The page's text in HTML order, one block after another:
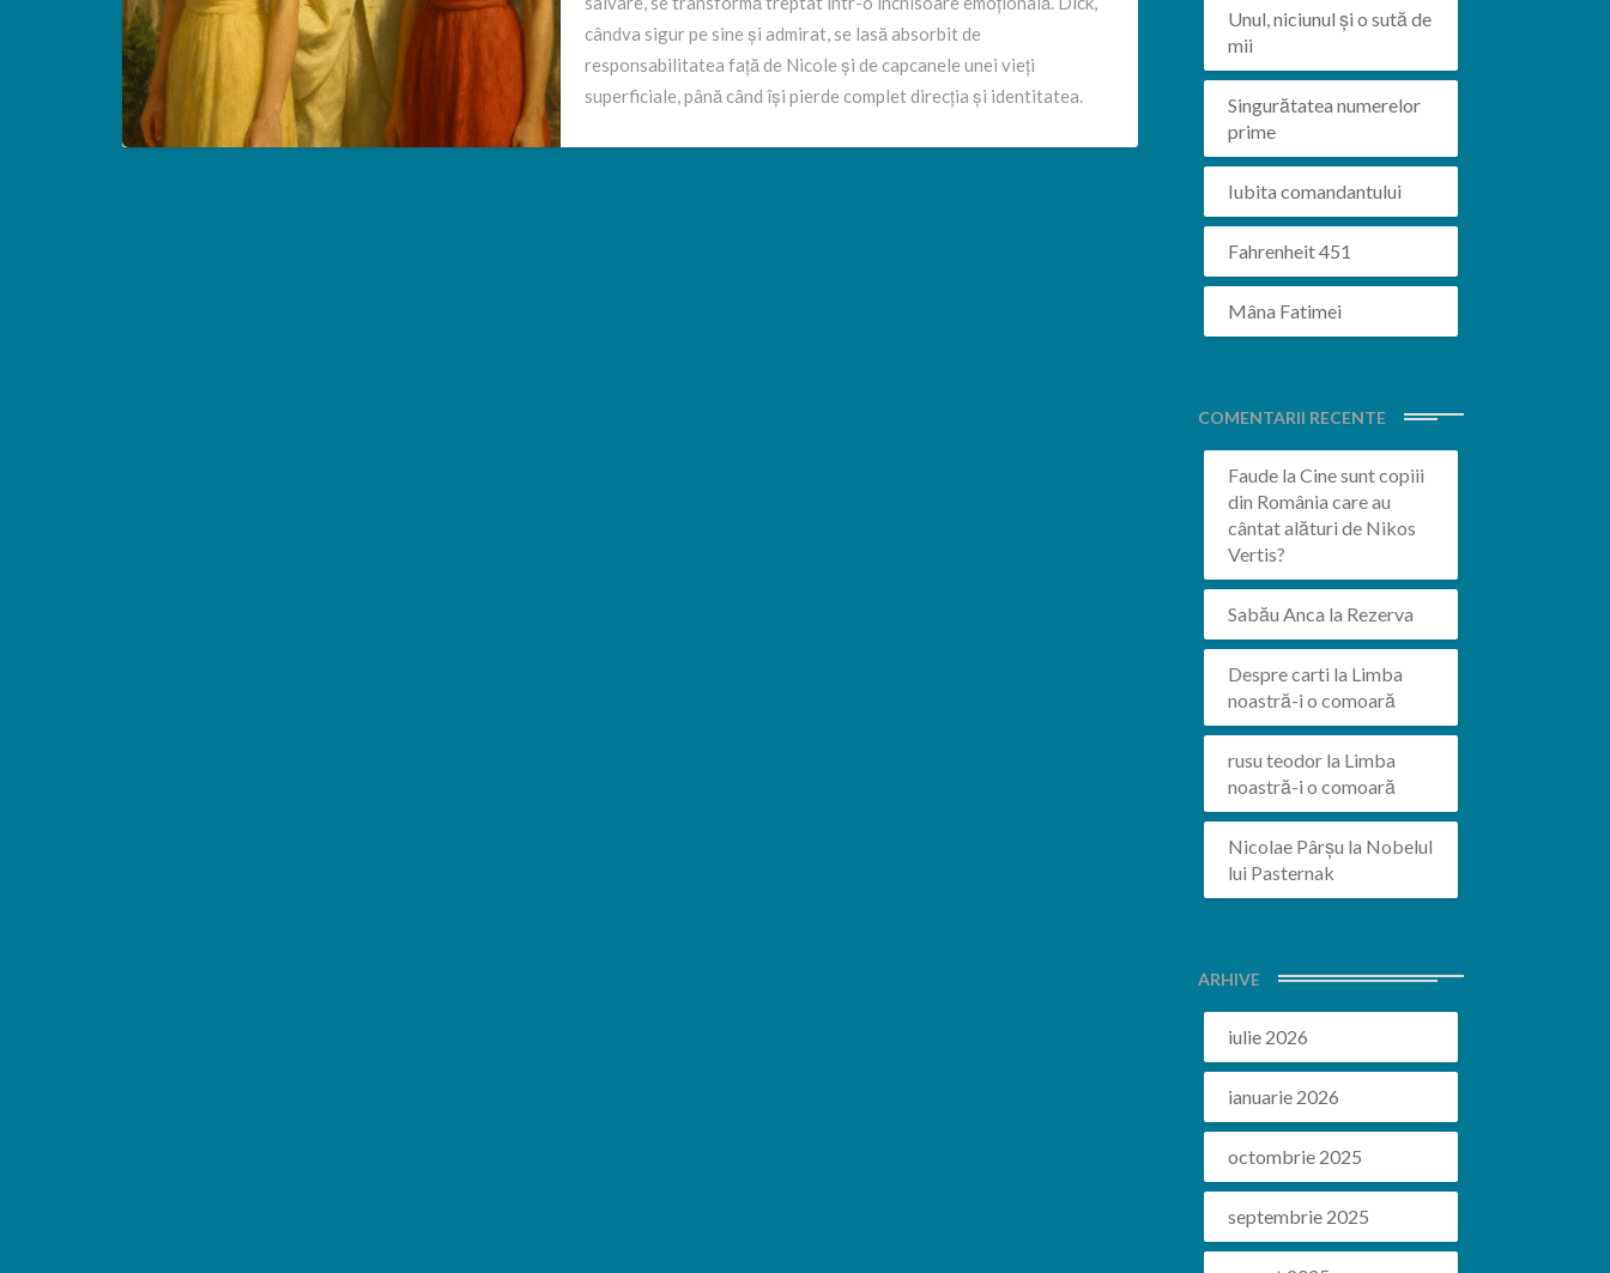
cândva sigur pe sine și admirat, se lasă absorbit de
responsabilitatea față de Nicole și de capcanele unei vieți
superficiale, până când își pierde complet direcția și identitatea.
Unul, niciunul și o sută de
mii
Singurătatea numerelor
prime
Iubita comandantului
Fahrenheit 451
Mâna Fatimei
COMENTARII RECENTE
Faudela Cine sunt copiii
din România care au
cântat alături de Nikos
Vertis?
Sabău Anca la Rezerva
Despre carti la Limba
noastră-i o comoară
rusu teodorla Limba
noastră-i o comoară
Nicolae Pârșu la Nobelul
lui Pasternak
ARHIVE
iulie 2026
ianuarie 2026
octombrie 2025
septembrie 2025